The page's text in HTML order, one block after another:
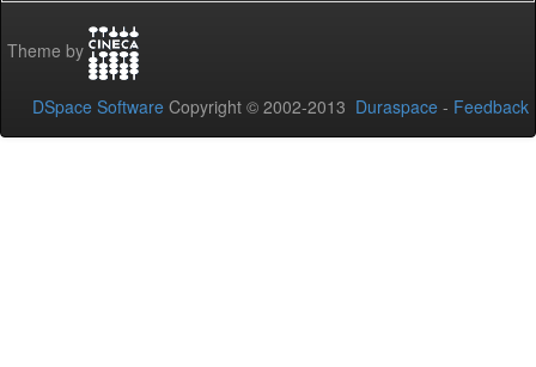
Theme by
DSpace Software Copyright © 2002-2013 Duraspace - Feedback